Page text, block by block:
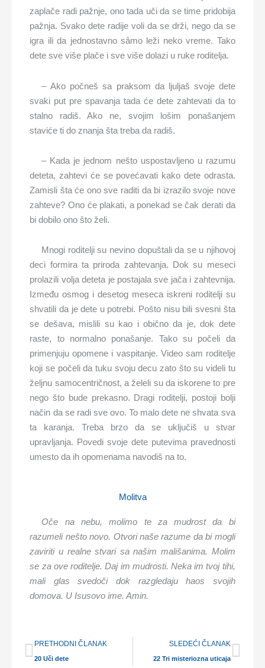
zaplače radi pažnje, ono tada uči da se time pridobija
pažnja. Svako dete radije voli da se drži, nego da se
igra ili da jednostavno sâmo leži neko vreme. Tako
dete sve više plače i sve više dolazi u ruke roditelja.
– Ako počneš sa praksom da ljuljaš svoje dete
svaki put pre spavanja tada će dete zahtevati da to
stalno radiš. Ako ne, svojim lošim ponašanjem
staviće ti do znanja šta treba da radiš.
– Kada je jednom nešto uspostavljeno u razumu
deteta, zahtevi će se povećavati kako dete odrasta.
Zamisli šta će ono sve raditi da bi izrazilo svoje nove
zahteve? Ono će plakati, a ponekad se čak derati da
bi dobilo ono što želi.
Mnogi roditelji su nevino dopuštali da se u njihovoj
deci formira ta priroda zahtevanja. Dok su meseci
prolazili volja deteta je postajala sve jača i zahtevnija.
Između osmog i desetog meseca iskreni roditelji su
shvatili da je dete u potrebi. Pošto nisu bili svesni šta
se dešava, mislili su kao i obično da je, dok dete
raste, to normalno ponašanje. Tako su počeli da
primenjuju opomene i vaspitanje. Video sam roditelje
koji se počeli da tuku svoju decu zato što su videli tu
željnu samocentričnost, a želeli su da iskorene to pre
nego što bude prekasno. Dragi roditelji, postoji bolji
način da se radi sve ovo. To malo dete ne shvata sva
ta karanja. Treba brzo da se uključiš u stvar
upravljanja. Povedi svoje dete putevima pravednosti
umesto da ih opomenama navodiš na to.
Molitva
Oče na nebu, molimo te za mudrost da bi
razumeli nešto novo. Otvori naše razume da bi mogli
zaviriti u realne stvari sa našim mališanima. Molim
se za ove roditelje. Daj im mudrosti. Neka im tvoj tihi,
mali glas svedoči dok razgledaju haos svojih
domova. U Isusovo ime. Amin.
Prev
PRETHODNI ČLANAK
20 Uči dete
SLEDEĆI ČLANAK
22 Tri misteriozna uticaja